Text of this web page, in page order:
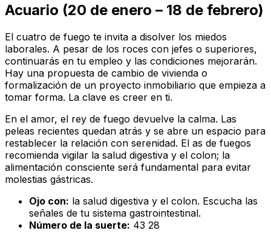
Acuario (20 de enero – 18 de febrero)
El cuatro de fuego te invita a disolver los miedos
laborales. A pesar de los roces con jefes o superiores,
continuarás en tu empleo y las condiciones mejorarán.
Hay una propuesta de cambio de vivienda o
formalización de un proyecto inmobiliario que empieza a
tomar forma. La clave es creer en ti.
En el amor, el rey de fuego devuelve la calma. Las
peleas recientes quedan atrás y se abre un espacio para
restablecer la relación con serenidad. El as de fuegos
recomienda vigilar la salud digestiva y el colon; la
alimentación consciente será fundamental para evitar
molestias gástricas.
Ojo con: la salud digestiva y el colon. Escucha las
señales de tu sistema gastrointestinal.
Número de la suerte: 43 28